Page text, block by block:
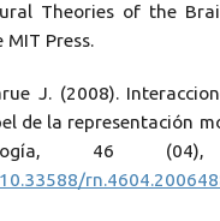
Theories of the
MIT Press.
J. (2008).
de la representación
46 (04),